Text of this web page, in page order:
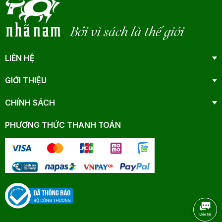
Bởi vì sách là thế giới
LIÊN HỆ
GIỚI THIỆU
CHÍNH SÁCH
PHƯƠNG THỨC THANH TOÁN